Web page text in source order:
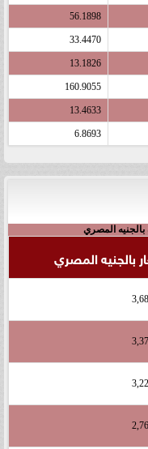
56.1898
33.4470
13.1826
160.9055
13.4633
6.8693
المصري
بالجنيه المصري